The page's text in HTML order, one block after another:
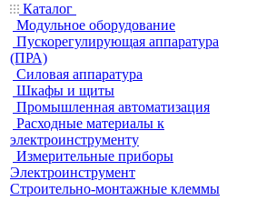
Каталог
Модульное оборудование
Пускорегулирующая аппаратура
(ПРА)
Силовая аппаратура
Шкафы и щиты
Промышленная автоматизация
Расходные материалы к
электроинструменту
Измерительные приборы
Электроинструмент
Строительно-монтажные клеммы